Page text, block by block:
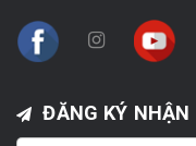
ĐĂNG KÝ NHẬN